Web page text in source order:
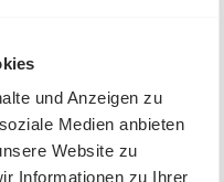
und Anzeigen zu
Medien anbieten
Website zu
Informationen zu Ihrer
ob sie nun 400 oder
NiedrigverdienerInnen.
von